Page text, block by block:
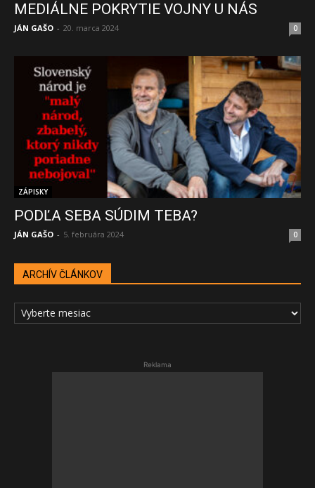
MEDIÁLNE POKRYTIE VOJNY U NÁS
JÁN GAŠO - 20. marca 2024 0
ZÁPISKY
PODĽA SEBA SÚDIM TEBA?
JÁN GAŠO - 5. februára 2024 0
ARCHÍV ČLÁNKOV
ARCHÍV
ČLÁNKOV
Reklama